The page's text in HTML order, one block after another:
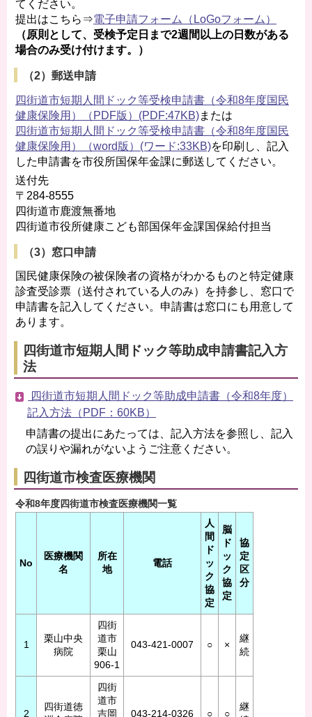
てください。
提出はこちら⇒電子申請フォーム（LoGoフォーム）
（原則として、受検予定日まで2週間以上の日数がある
場合のみ受け付けます。）
（2）郵送申請
四街道市短期人間ドック等受検申請書（令和8年度国民
健康保険用）（PDF版）(PDF:47KB)または
四街道市短期人間ドック等受検申請書（令和8年度国民
健康保険用）（word版）(ワード:33KB)を印刷し、記入
した申請書を市役所国保年金課に郵送してください。
送付先
〒284-8555
四街道市鹿渡無番地
四街道市役所健康こども部国保年金課国保給付担当
（3）窓口申請
国民健康保険の被保険者の資格がわかるものと特定健康
診査受診票（送付されている人のみ）を持参し、窓口で
申請書を記入してください。申請書は窓口にも用意して
あります。
四街道市短期人間ドック等助成申請書記入方
法
四街道市短期人間ドック等助成申請書（令和8年度）
記入方法（PDF：60KB）
申請書の提出にあたっては、記入方法を参照し、記入
の誤りや漏れがないようご注意ください。
四街道市検査医療機関
令和8年度四街道市検査医療機関一覧
No
医療機関
名
所在
地
電話
人
間
ド
ッ
ク
協
定
脳
ド
ッ
ク
協
定
協
定
区
分
1
栗山中央
病院
四街
道市
栗山
906-1
043-421-0007 ○ ×
継
続
2
四街道徳
四街
道市
吉岡
043-214-0326 ○ ○
継